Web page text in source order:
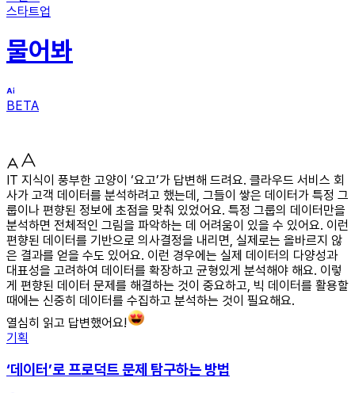
스타트업
물어봐
BETA
IT 지식이 풍부한 고양이 ‘요고’가 답변해 드려요. 클라우드 서비스 회
사가 고객 데이터를 분석하려고 했는데, 그들이 쌓은 데이터가 특정 그
룹이나 편향된 정보에 초점을 맞춰 있었어요. 특정 그룹의 데이터만을
분석하면 전체적인 그림을 파악하는 데 어려움이 있을 수 있어요. 이런
편향된 데이터를 기반으로 의사결정을 내리면, 실제로는 올바르지 않
은 결과를 얻을 수도 있어요. 이런 경우에는 실제 데이터의 다양성과
대표성을 고려하여 데이터를 확장하고 균형있게 분석해야 해요. 이렇
게 편향된 데이터 문제를 해결하는 것이 중요하고, 빅 데이터를 활용할
때에는 신중히 데이터를 수집하고 분석하는 것이 필요해요.
열심히 읽고 답변했어요!
기획
‘데이터’로 프로덕트 문제 탐구하는 방법